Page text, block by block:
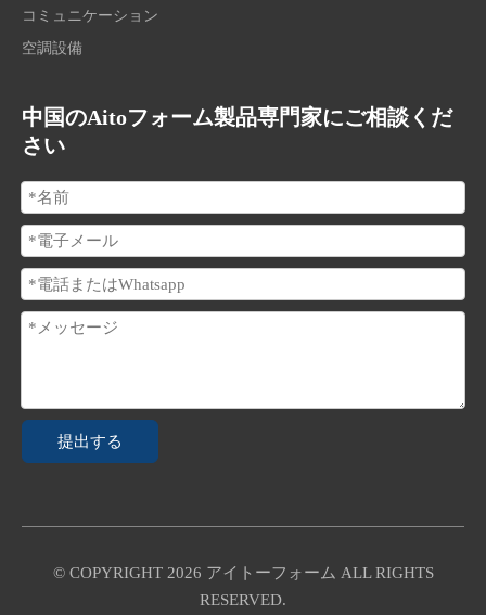
コミュニケーション
空調設備
中国のAitoフォーム製品専門家にご相談くだ
さい
提出する
© COPYRIGHT 2026 アイトーフォーム ALL RIGHTS
RESERVED.